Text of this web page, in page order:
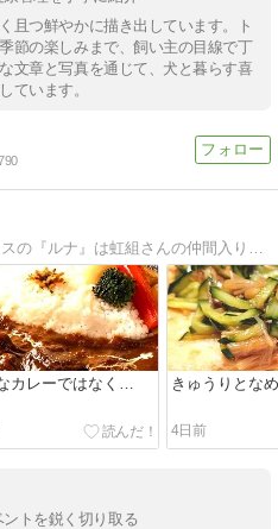
且つ鮮やかに描き出しています。ト
節の楽しみまで、飼い主の目線で丁
文章と写真を通じて、犬と暮らす喜
ています。
2021.7.25 ミニチュアダックスの『ルナ』は虹組さんの仲間入りしましたが、過去の写真でほぼ毎朝ご挨拶☆普段の出来事を写真付き日記形式で書いています。
カレーではなく… きゅうりとな
4日前
トを鋭く切り取る